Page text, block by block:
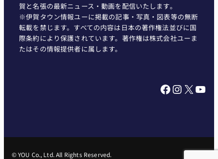
賀と名張の最新ニュース・動画を配信いたします。
※伊賀タウン情報ユーに掲載の記事・写真・図表等の無断
転載を禁じます。すべての内容は日本の著作権法並びに国
際条約により保護されています。著作権は株式会社ユーま
たはその情報提供者に属します。
Facebook InstagramX YouTube
© YOU Co., Ltd. All Rights Reserved.